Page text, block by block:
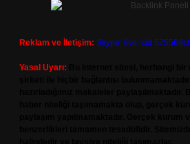
Reklam ve İletişim: Skype:
Yasal Uyarı: